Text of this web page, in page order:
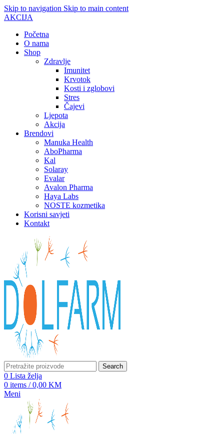
Skip to navigation Skip to main content
AKCIJA
Početna
O nama
Shop
Zdravlje
Imunitet
Krvotok
Kosti i zglobovi
Stres
Čajevi
Ljepota
Akcija
Brendovi
Manuka Health
AboPharma
Kal
Solaray
Evalar
Avalon Pharma
Haya Labs
NOSTE kozmetika
Korisni savjeti
Kontakt
Search
0 Lista želja
0 items / 0,00 KM
Meni